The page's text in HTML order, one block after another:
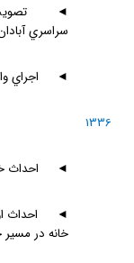
◄
سراسري
◄ اجراي
1336
◄ احداث
◄
خانه در مسير